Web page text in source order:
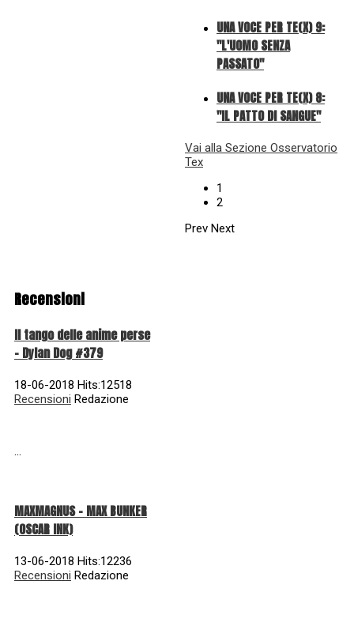
UNA VOCE PER TE(X) 9:
"L'UOMO SENZA
PASSATO"
UNA VOCE PER TE(X) 8:
"IL PATTO DI SANGUE"
Vai alla Sezione Osservatorio
Tex
1
2
Prev Next
Recensioni
Il tango delle anime perse
- Dylan Dog #379
18-06-2018 Hits:12518
Recensioni Redazione
...
MAXMAGNUS – MAX BUNKER
(OSCAR INK)
13-06-2018 Hits:12236
Recensioni Redazione